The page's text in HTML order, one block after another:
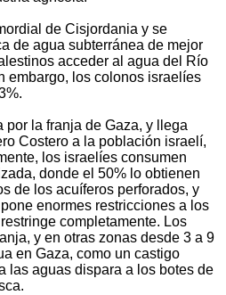
de Cisjordania y se
de agua subterránea de mejor
acceder al agua del Río
embargo, los colonos israelíes
la franja de Gaza, y llega
Costero a la población israelí,
los israelíes consumen
donde el 50% lo obtienen
de los acuíferos perforados, y
enormes restricciones a los
completamente. Los
y en otras zonas desde 3 a 9
en Gaza, como un castigo
las aguas dispara a los botes de